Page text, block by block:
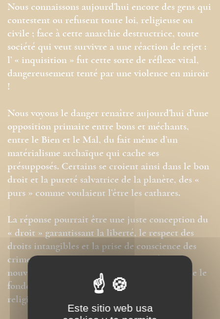
Nous connaissons aujourd’hui encore des gens qui
contestent ou refusent toute loi, religieuse ou
civile ; face à cette anarchie destructrice, toute
société qui veut survivre a une réaction de rejet :
l’ « inquisition » fut cette sorte de réflexe vital,
dangereusement tenté par une violence en miroir
!
Nous voyons le danger renaître aujourd’hui d’une
opposition primaire entre bons et méchants,
entre le Bien et le Mal, du fait même d’un
matérialisme archaïque qui cache ses
présupposés. Certains se croient ainsi dans le bon
droit et la pureté salvatrice de la planète, des «
purs » comme voulaient l’être les cathares.
La réponse pourrait être une juste conception du
« droit » garantissant la liberté, le respect des
droits intangibles et la prise de conscience des
crimes imprescriptibles. Sinon, gare à une
nouvelle « inquisition » qui n’aurait pas même le
fondement éthique ni la retenue des anciens
religieux !
Este sitio web usa